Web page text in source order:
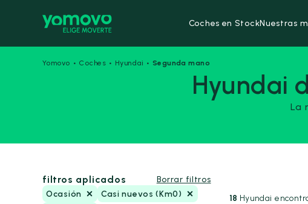
Coches en StockNuestras
Yomovo · Coches · Hyundai · Segunda mano
Hyundai
La
filtros aplicados
Borrar filtros
Ocasión
Casi nuevos (Km0)
18 Hyundai